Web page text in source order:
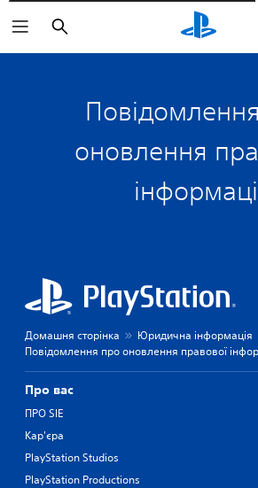
Пошук
оновлення
Домашня сторінка
Юридична інформація
Повідомлення про оновлення правової
Про вас
ПРО SIE
Кар'єра
PlayStation Studios
PlayStation Productions